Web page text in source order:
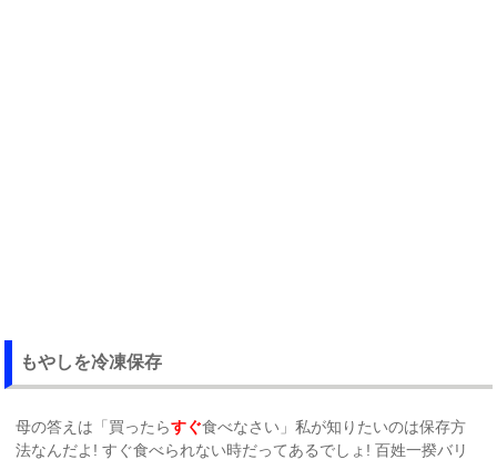
もやしを冷凍保存
母の答えは「買ったらすぐ食べなさい」私が知りたいのは保存方
法なんだよ! すぐ食べられない時だってあるでしょ! 百姓一揆バリ